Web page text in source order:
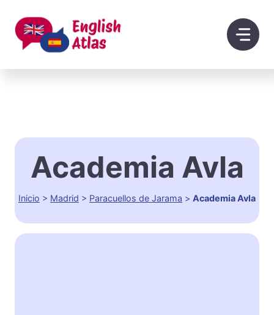
contenido
Academia Avla
Inicio > Madrid > Paracuellos de Jarama > Academia Avla